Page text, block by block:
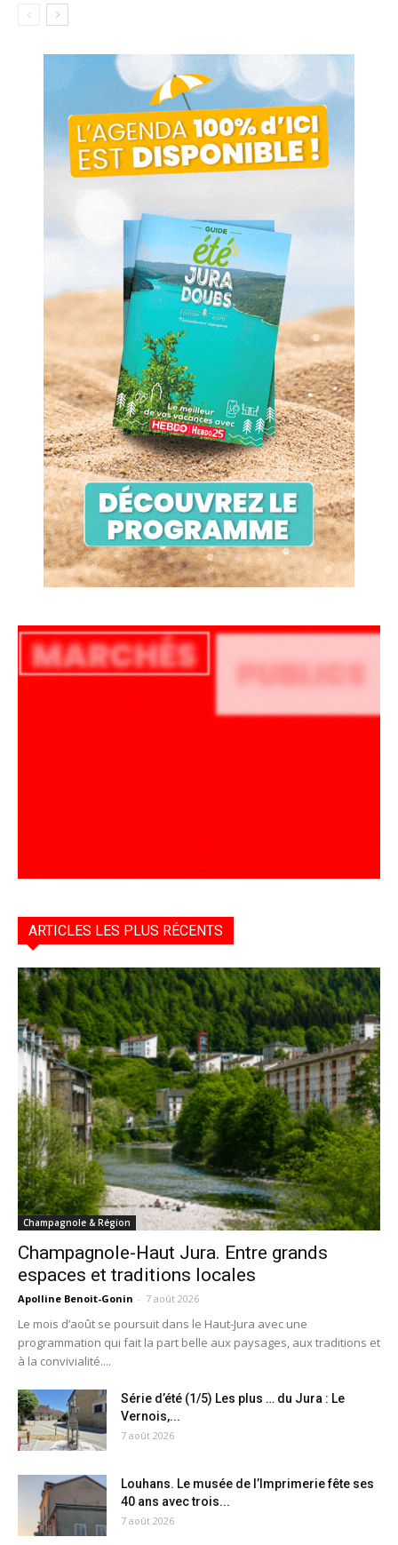
ARTICLES LES PLUS RÉCENTS
Champagnole & Région
Champagnole-Haut Jura. Entre grands
espaces et traditions locales
Apolline Benoit-Gonin - 7 août 2026
Le mois d’août se poursuit dans le Haut-Jura avec une
programmation qui fait la part belle aux paysages, aux traditions et
à la convivialité....
Série d’été (1/5) Les plus … du Jura : Le
Vernois,...
7 août 2026
Louhans. Le musée de l’Imprimerie fête ses
40 ans avec trois...
7 août 2026